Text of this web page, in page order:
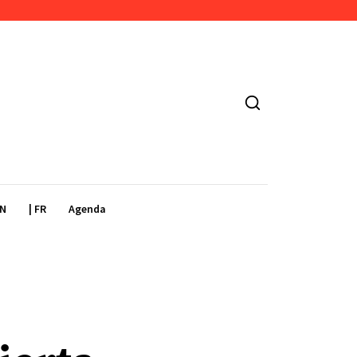
| FR Agenda